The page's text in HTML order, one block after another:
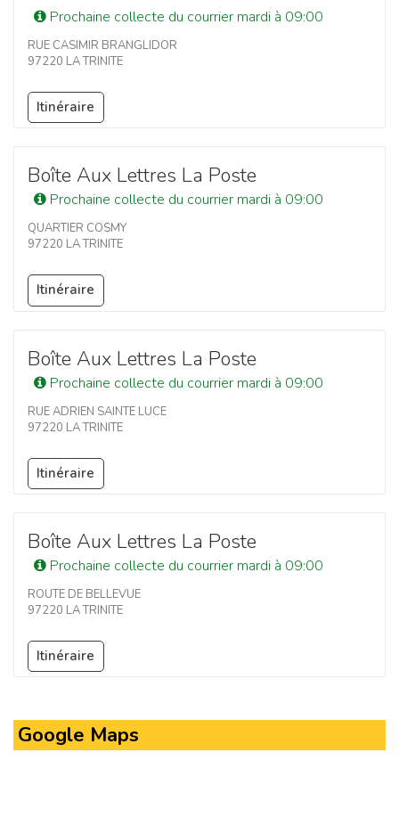
Prochaine collecte du courrier mardi à 09:00
RUE CASIMIR BRANGLIDOR
97220 LA TRINITE
Itinéraire
Boîte Aux Lettres La Poste
Prochaine collecte du courrier mardi à 09:00
QUARTIER COSMY
97220 LA TRINITE
Itinéraire
Boîte Aux Lettres La Poste
Prochaine collecte du courrier mardi à 09:00
RUE ADRIEN SAINTE LUCE
97220 LA TRINITE
Itinéraire
Boîte Aux Lettres La Poste
Prochaine collecte du courrier mardi à 09:00
ROUTE DE BELLEVUE
97220 LA TRINITE
Itinéraire
Google Maps